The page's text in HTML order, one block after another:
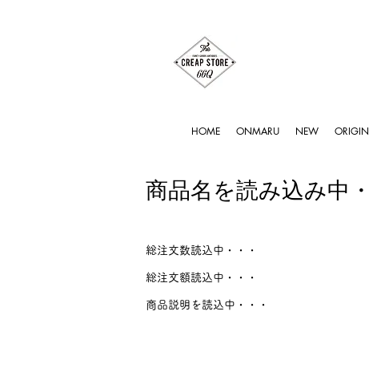
HOME ONMARU NEW
商品名を読み込み中
総注文数読込中・・・
総注文額読込中・・・
商品説明を読込中・・・